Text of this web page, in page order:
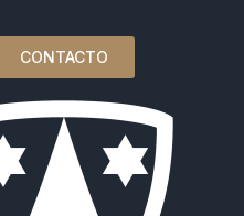
CONTACTO